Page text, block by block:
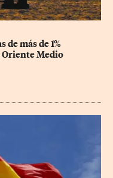
de más de 1%
Oriente Medio